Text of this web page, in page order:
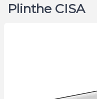
Plinthe CISA